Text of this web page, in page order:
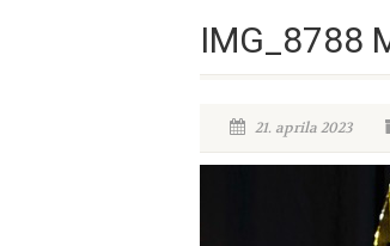
IMG_8788
21. aprila 2023